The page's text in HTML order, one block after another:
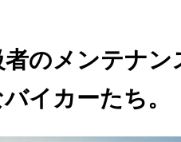
のメンテナン
イカーたち。